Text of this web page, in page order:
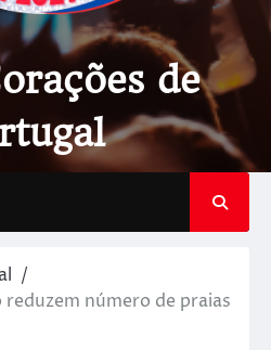
de
número de praias